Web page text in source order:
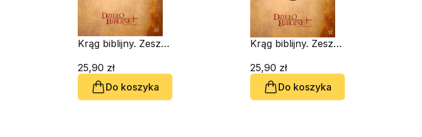
Krąg biblijny. Zeszyt
25,90 zł
Do koszyka
Krąg biblijny. Zeszyt
25,90 zł
Do koszyka